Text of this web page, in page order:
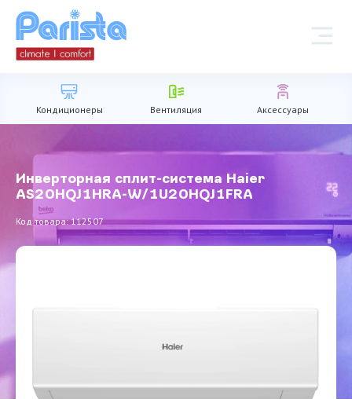
Кондиционеры Вентиляция Аксессуары
Инверторная сплит-система Haier
AS20HQJ1HRA-W/1U20HQJ1FRA
Код товара: 112507